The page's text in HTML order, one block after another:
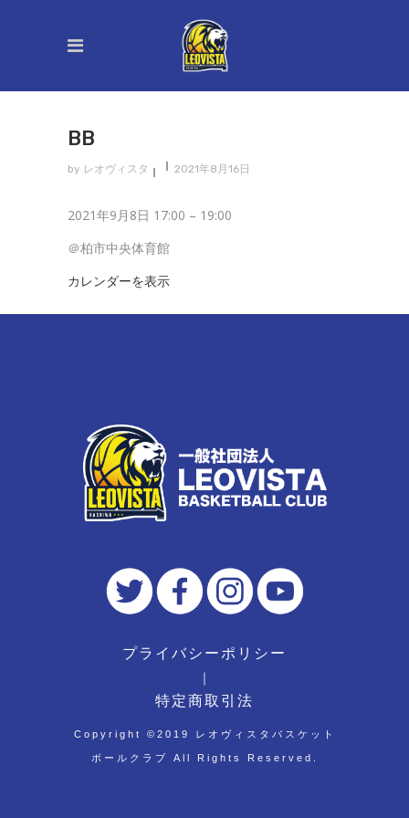
BB
by レオヴィスタ 2021年8月16日
BB
2021年9月8日 17:00 – 19:00
＠柏市中央体育館
カレンダーを表示
プライバシーポリシー
｜
特定商取引法
Copyright ©︎2019 レオヴィスタバスケット
ボールクラブ All Rights Reserved.